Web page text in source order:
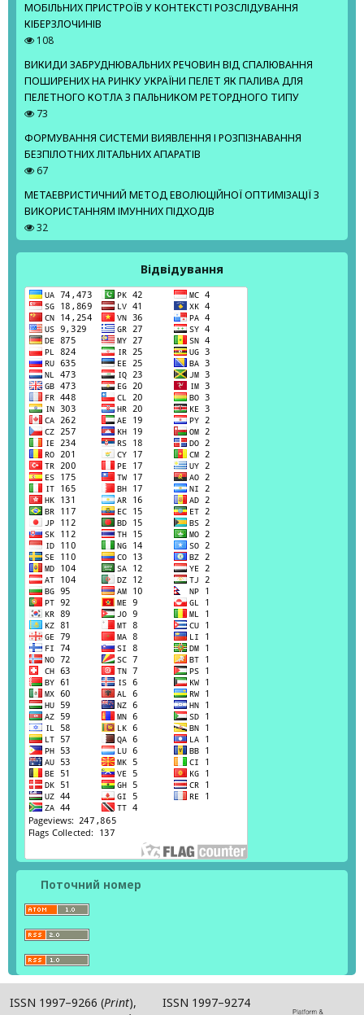
МОБІЛЬНИХ ПРИСТРОЇВ У КОНТЕКСТІ РОЗСЛІДУВАННЯ
КІБЕРЗЛОЧИНІВ
108
ВИКИДИ ЗАБРУДНЮВАЛЬНИХ РЕЧОВИН ВІД СПАЛЮВАННЯ
ПОШИРЕНИХ НА РИНКУ УКРАЇНИ ПЕЛЕТ ЯК ПАЛИВА ДЛЯ
ПЕЛЕТНОГО КОТЛА З ПАЛЬНИКОМ РЕТОРДНОГО ТИПУ
73
ФОРМУВАННЯ СИСТЕМИ ВИЯВЛЕННЯ І РОЗПІЗНАВАННЯ
БЕЗПІЛОТНИХ ЛІТАЛЬНИХ АПАРАТІВ
67
МЕТАЕВРИСТИЧНИЙ МЕТОД ЕВОЛЮЦІЙНОЇ ОПТИМІЗАЦІЇ З
ВИКОРИСТАННЯМ ІМУННИХ ПІДХОДІВ
32
Відвідування
Поточний номер
ISSN 1997–9266 (Print), ISSN 1997–9274